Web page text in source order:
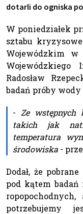
dotarli do ogniska
W poniedziałek
sztabu
Wojewódzkim w
Wojewódzkiego
Radosław
badań próby wody
- Ze wstępnych
takich jak
temperatura
środowiska -
Dodał, że
pod kątem
potrzebujemy